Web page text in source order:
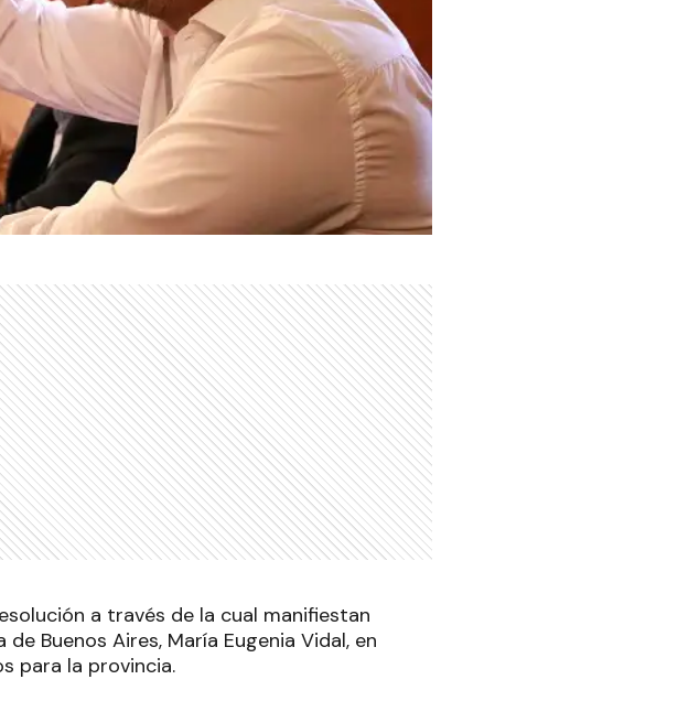
a través de la cual manifiestan
Buenos Aires, María Eugenia Vidal, en
para la provincia.